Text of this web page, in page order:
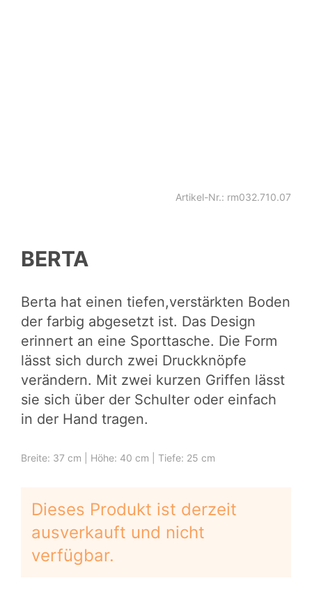
Artikel-Nr.: rm032.710.07
BERTA
Berta hat einen tiefen,verstärkten Boden
der farbig abgesetzt ist. Das Design
erinnert an eine Sporttasche. Die Form
lässt sich durch zwei Druckknöpfe
verändern. Mit zwei kurzen Griffen lässt
sie sich über der Schulter oder einfach
in der Hand tragen.
Breite: 37 cm | Höhe: 40 cm | Tiefe: 25 cm
Dieses Produkt ist derzeit
ausverkauft und nicht
verfügbar.